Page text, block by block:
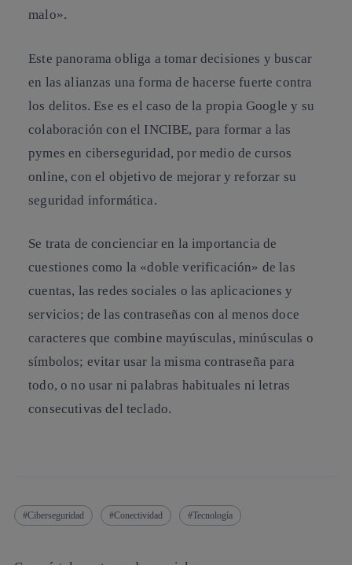
malo».
Este panorama obliga a tomar decisiones y buscar
en las alianzas una forma de hacerse fuerte contra
los delitos. Ese es el caso de la propia Google y su
colaboración con el INCIBE, para formar a las
pymes en ciberseguridad, por medio de cursos
online, con el objetivo de mejorar y reforzar su
seguridad informática.
Se trata de concienciar en la importancia de
cuestiones como la «doble verificación» de las
cuentas, las redes sociales o las aplicaciones y
servicios; de las contraseñas con al menos doce
caracteres que combine mayúsculas, minúsculas o
símbolos; evitar usar la misma contraseña para
todo, o no usar ni palabras habituales ni letras
consecutivas del teclado.
Ciberseguridad Conectividad Tecnología